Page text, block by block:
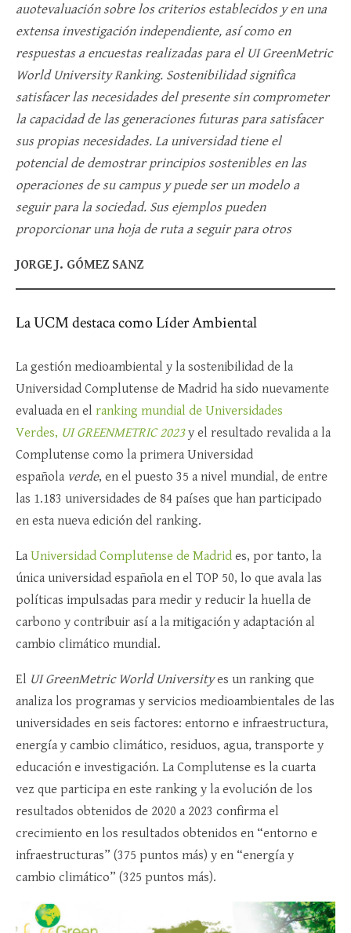
auotevaluación sobre los criterios establecidos y en una
extensa investigación independiente, así como en
respuestas a encuestas realizadas para el UI GreenMetric
World University Ranking. Sostenibilidad significa
satisfacer las necesidades del presente sin comprometer
la capacidad de las generaciones futuras para satisfacer
sus propias necesidades. La universidad tiene el
potencial de demostrar principios sostenibles en las
operaciones de su campus y puede ser un modelo a
seguir para la sociedad. Sus ejemplos pueden
proporcionar una hoja de ruta a seguir para otros
JORGE J. GÓMEZ SANZ
La UCM destaca como Líder Ambiental
La gestión medioambiental y la sostenibilidad de la
Universidad Complutense de Madrid ha sido nuevamente
evaluada en el ranking mundial de Universidades
Verdes, UI GREENMETRIC 2023y el resultado revalida a la
Complutense como la primera Universidad
española verde, en el puesto 35 a nivel mundial, de entre
las 1.183 universidades de 84 países que han participado
en esta nueva edición del ranking.
La Universidad Complutense de Madrid es, por tanto, la
única universidad española en el TOP 50, lo que avala las
políticas impulsadas para medir y reducir la huella de
carbono y contribuir así a la mitigación y adaptación al
cambio climático mundial.
El UI GreenMetric World Universityes un ranking que
analiza los programas y servicios medioambientales de las
universidades en seis factores: entorno e infraestructura,
energía y cambio climático, residuos, agua, transporte y
educación e investigación. La Complutense es la cuarta
vez que participa en este ranking y la evolución de los
resultados obtenidos de 2020 a 2023 confirma el
crecimiento en los resultados obtenidos en “entorno e
infraestructuras” (375 puntos más) y en “energía y
cambio climático” (325 puntos más).